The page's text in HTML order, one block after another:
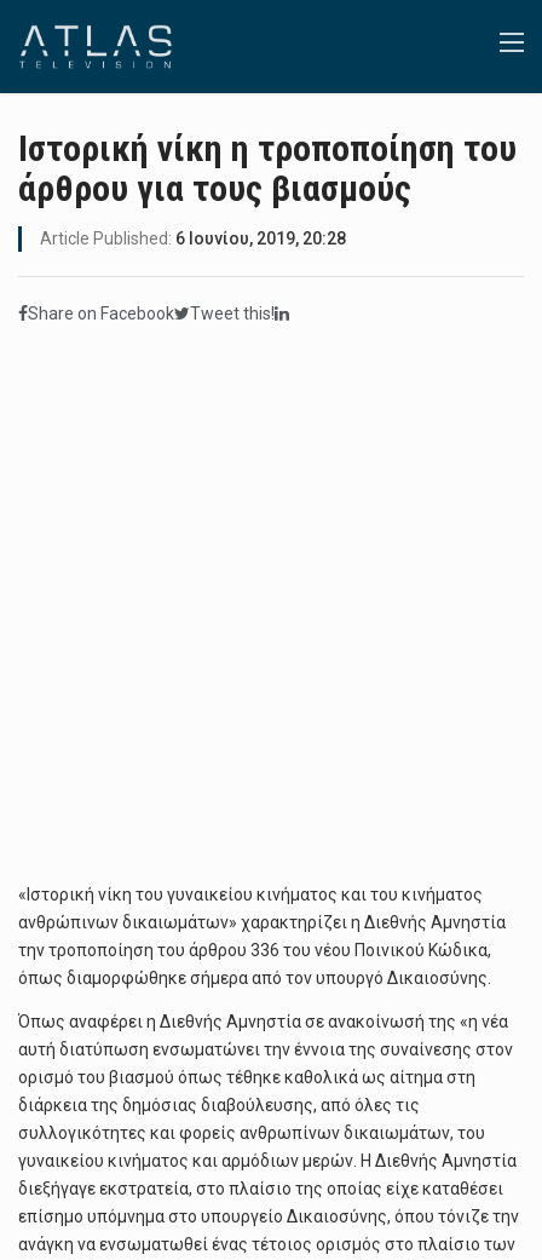
Ιστορική νίκη η τροποποίηση του
άρθρου για τους βιασμούς
Article Published: 6 Ιουνίου, 2019, 20:28
Share on Facebook Tweet this!
«Ιστορική νίκη του γυναικείου κινήματος και του κινήματος
ανθρώπινων δικαιωμάτων» χαρακτηρίζει η Διεθνής Αμνηστία
την τροποποίηση του άρθρου 336 του νέου Ποινικού Κώδικα,
όπως διαμορφώθηκε σήμερα από τον υπουργό Δικαιοσύνης.
Όπως αναφέρει η Διεθνής Αμνηστία σε ανακοίνωσή της «η νέα
αυτή διατύπωση ενσωματώνει την έννοια της συναίνεσης στον
ορισμό του βιασμού όπως τέθηκε καθολικά ως αίτημα στη
διάρκεια της δημόσιας διαβούλευσης, από όλες τις
συλλογικότητες και φορείς ανθρωπίνων δικαιωμάτων, του
γυναικείου κινήματος και αρμόδιων μερών. Η Διεθνής Αμνηστία
διεξήγαγε εκστρατεία, στο πλαίσιο της οποίας είχε καταθέσει
επίσημο υπόμνημα στο υπουργείο Δικαιοσύνης, όπου τόνιζε την
ανάγκη να ενσωματωθεί ένας τέτοιος ορισμός στο πλαίσιο των